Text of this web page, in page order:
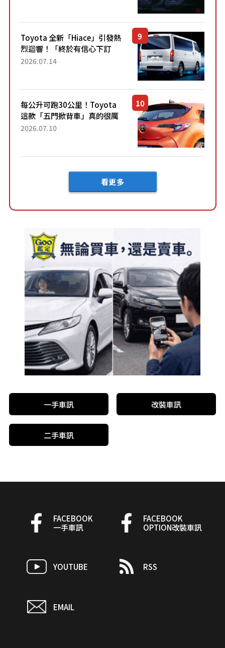
「三...
Toyota 全新「Hiace」引發熱
烈迴響！「終於有信心下訂
了！」「哪個等級交車最
車？...
2026.07.14
每公升可跑30公里！Toyota
這款「五門掀背車」真的很厲
害！ 擁有全長4.3公尺的「剛剛
2026.07.10
看更多
一手車訊 改裝車訊
二手車訊
FACEBOOK
一手車訊
FACEBOOK
OPTION改裝車訊
YOUTUBE RSS
EMAIL